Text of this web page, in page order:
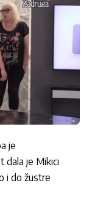
je
dala je Mikici
i do žustre